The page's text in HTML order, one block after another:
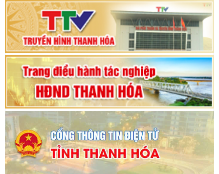
Bế mạc Kỳ họp thứ hai bốn, Hội đồng nhân dân
tỉnh khoá XVIII